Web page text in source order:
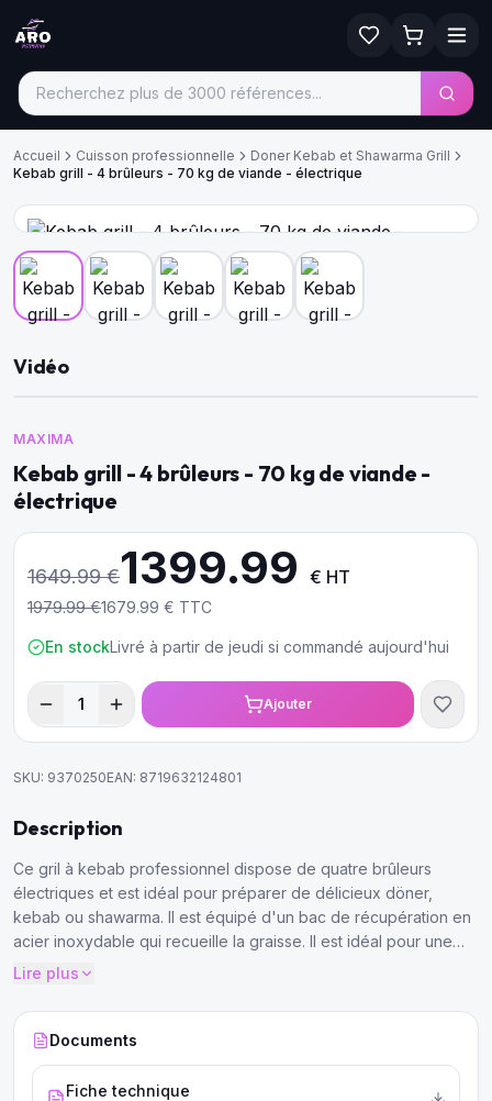
Accueil Cuisson professionnelle
Doner Kebab et Shawarma Grill
Kebab grill - 4 brûleurs - 70 kg de viande - électrique
Vidéo
MAXIMA
Kebab grill - 4 brûleurs - 70 kg de viande -
électrique
1649.99€1399.99 € HT
1979.99€1679.99 € TTC
En stockLivré à partir de jeudi si commandé aujourd'hui
1 Ajouter
SKU: 9370250EAN: 8719632124801
Description
Ce gril à kebab professionnel dispose de quatre brûleurs
électriques et est idéal pour préparer de délicieux döner,
kebab ou shawarma. Il est équipé d'un bac de récupération en
acier inoxydable qui recueille la graisse. Il est idéal pour une
utilisation dans toute cuisine de restauration.
Lire plus
Documents
Fiche technique